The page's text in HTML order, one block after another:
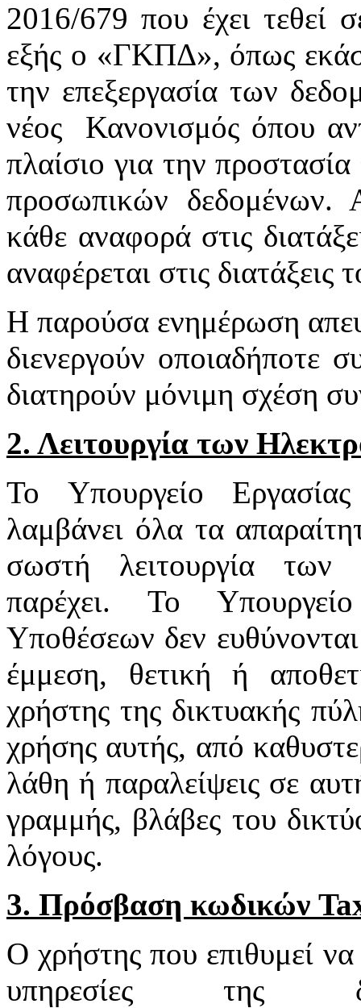
2016/679 που έχει τεθεί
εξής ο «ΓΚΠΔ», όπως
την επεξεργασία των
νέος Κανονισμός όπου
πλαίσιο για την
προσωπικών δεδομένων.
κάθε αναφορά στις
αναφέρεται στις
Η παρούσα ενημέρωση
διενεργούν οποιαδήποτε
διατηρούν μόνιμη σχέση
2. Λειτουργία των
Το Υπουργείο
λαμβάνει όλα τα
σωστή λειτουργία των
παρέχει. Το
Υποθέσεων δεν
έμμεση, θετική ή
χρήστης της δικτυακής
χρήσης αυτής, από
λάθη ή παραλείψεις σε
γραμμής, βλάβες του
λόγους.
3. Πρόσβαση κωδικών
Ο χρήστης που επιθυμεί να
υπηρεσίες της